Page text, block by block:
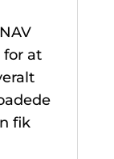
for at
fik